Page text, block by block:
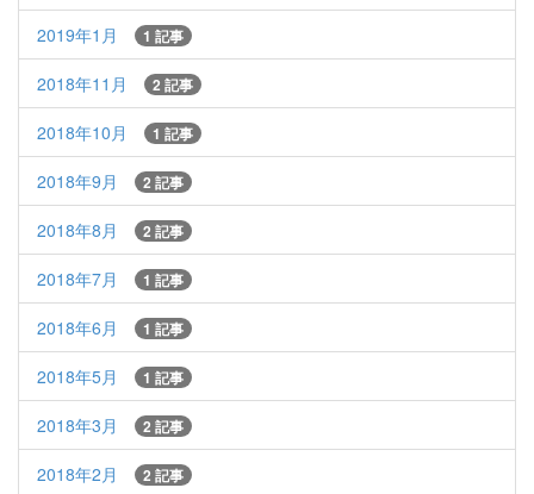
2019年1月 1 記事
2018年11月 2 記事
2018年10月 1 記事
2018年9月 2 記事
2018年8月 2 記事
2018年7月 1 記事
2018年6月 1 記事
2018年5月 1 記事
2018年3月 2 記事
2018年2月 2 記事